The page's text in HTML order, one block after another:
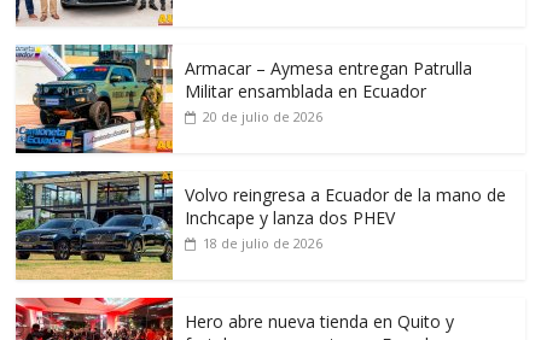
Armacar – Aymesa entregan Patrulla
Militar ensamblada en Ecuador
20 de julio de 2026
Volvo reingresa a Ecuador de la mano de
Inchcape y lanza dos PHEV
18 de julio de 2026
Hero abre nueva tienda en Quito y